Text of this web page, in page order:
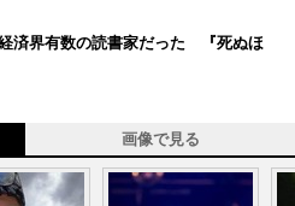
済界有数の読書家だった 『死ぬほ
画像で見る